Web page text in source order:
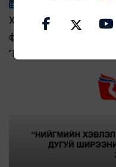
Хэвлэл мэдээллийн
форум”-ыг хоёрдугаар
"Ковид-19: Мэдэх эрх -
хүрээнд зохион байгуулсан
тахлын амаргүй
салбарын сорилт,
салбарын эвсэл,
байгууллагууд,